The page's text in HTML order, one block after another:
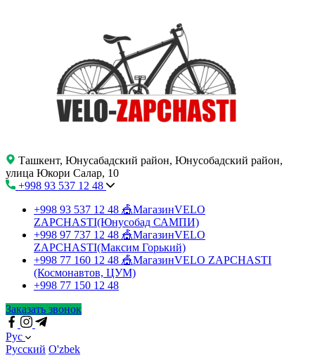
Ташкент, Юнусабадский район, Юнусобадский район,
улица Юкори Салар, 10
+998 93 537 12 48
+998 93 537 12 48 🎪МагазинVELO
ZAPCHASTI(Юнусобад САМПИ)
+998 97 737 12 48 🎪МагазинVELO
ZAPCHASTI(Максим Горький)
+998 77 160 12 48 🎪МагазинVELO ZAPCHASTI
(Космонавтов, ЦУМ)
+998 77 150 12 48
Заказать звонок
Рус
Русский O'zbek